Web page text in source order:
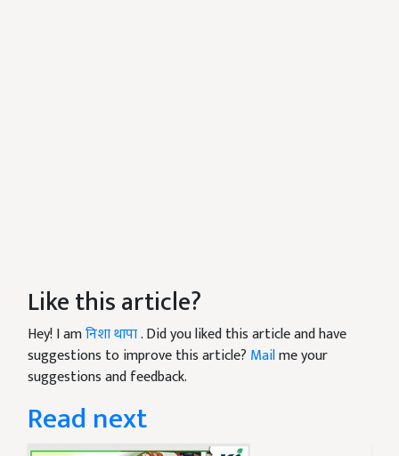
Like this article?
Hey! I amनिशा थापा. Did you liked this article and have
suggestions to improve this article? Mailme your
suggestions and feedback.
Read next